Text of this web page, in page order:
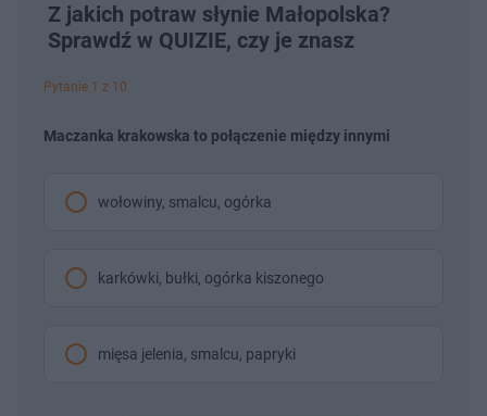
Z jakich potraw słynie Małopolska?
Sprawdź w QUIZIE, czy je znasz
Pytanie 1 z 10
Maczanka krakowska to połączenie między innymi
wołowiny, smalcu, ogórka
karkówki, bułki, ogórka kiszonego
mięsa jelenia, smalcu, papryki